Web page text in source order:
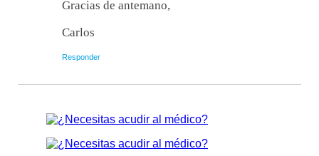
Gracias de antemano,
Carlos
Responder